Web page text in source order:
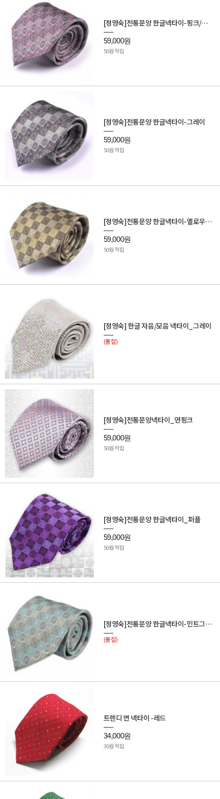
[정영숙]전통문양 한글넥타이-핑크/그레이
59,000원
50원 적립
[정영숙]전통문양 한글넥타이-그레이
59,000원
50원 적립
[정영숙]전통문양 한글넥타이-옐로우/베이지
59,000원
50원 적립
[정영숙] 한글 자음/모음 넥타이_그레이
(품절)
[정영숙]전통문양넥타이_연핑크
59,000원
50원 적립
[정영숙]전통문양 한글넥타이_퍼플
59,000원
50원 적립
[정영숙]전통문양 한글넥타이-민트그레이
(품절)
트렌디 면 넥타이 -레드
34,000원
30원 적립